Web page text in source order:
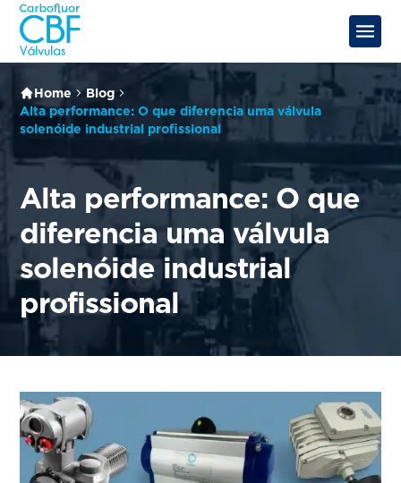
Home
Blog
Alta performance: O que diferencia uma válvula
solenóide industrial profissional
Alta performance: O que
diferencia uma válvula
solenóide industrial
profissional